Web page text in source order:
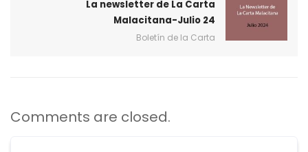
La newsletter de La Carta
Malacitana-Julio 24
Boletín de la Carta
Comments are closed.